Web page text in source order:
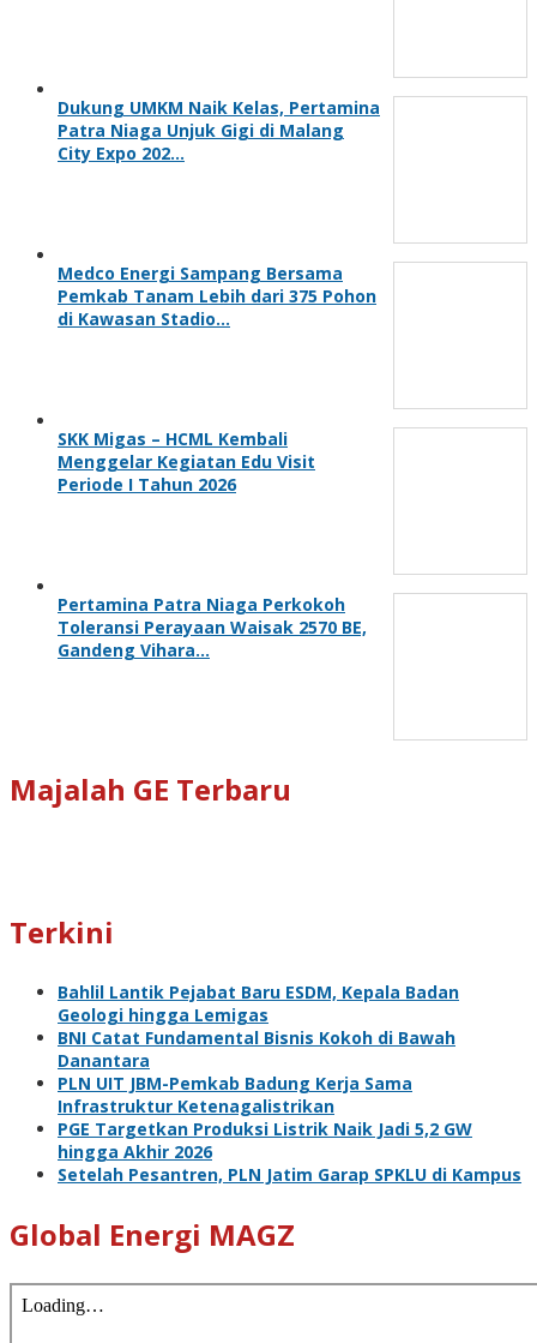
Dukung UMKM Naik Kelas, Pertamina
Patra Niaga Unjuk Gigi di Malang
City Expo 202…
Medco Energi Sampang Bersama
Pemkab Tanam Lebih dari 375 Pohon
di Kawasan Stadio…
SKK Migas – HCML Kembali
Menggelar Kegiatan Edu Visit
Periode I Tahun 2026
Pertamina Patra Niaga Perkokoh
Toleransi Perayaan Waisak 2570 BE,
Gandeng Vihara…
Majalah GE Terbaru
Terkini
Bahlil Lantik Pejabat Baru ESDM, Kepala Badan
Geologi hingga Lemigas
BNI Catat Fundamental Bisnis Kokoh di Bawah
Danantara
PLN UIT JBM-Pemkab Badung Kerja Sama
Infrastruktur Ketenagalistrikan
PGE Targetkan Produksi Listrik Naik Jadi 5,2 GW
hingga Akhir 2026
Setelah Pesantren, PLN Jatim Garap SPKLU di Kampus
Global Energi MAGZ